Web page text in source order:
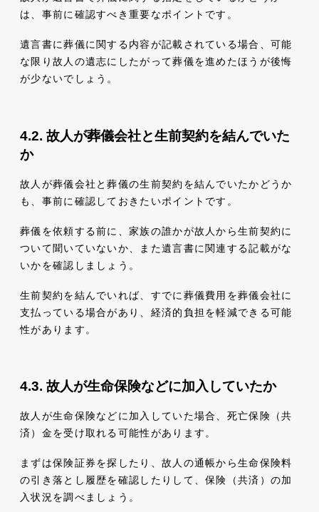
は、事前に確認すべき重要なポイントです。
遺言書に葬儀に関する内容が記載されている場合、可能
な限り故人の遺志にしたがって葬儀を進めたほうが後悔
が少ないでしょう。
故人が葬儀会社と生前契約を結んでいた
か
故人が葬儀会社と葬儀の生前契約を結んでいたかどうか
も、事前に確認しておきたいポイントです。
葬儀を依頼する前に、家族の誰かが故人から生前契約に
ついて聞いていないか、また遺言書に関連する記載がな
いかを確認しましょう。
生前契約を結んでいれば、すでに葬儀費用を葬儀会社に
支払っている場合があり、経済的負担を軽減できる可能
性があります。
故人が生命保険などに加入していたか
故人が生命保険などに加入していた場合、死亡保険（共
済）金を受け取れる可能性があります。
まずは保険証券を探したり、故人の通帳から生命保険料
の引き落とし履歴を確認したりして、保険（共済）の加
入状況を調べましょう。